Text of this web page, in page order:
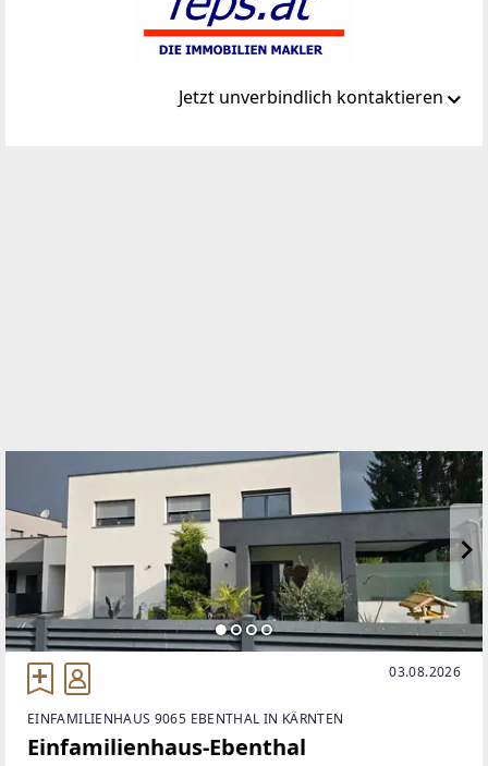
Jetzt unverbindlich kontaktieren
03.08.2026
EINFAMILIENHAUS 9065 EBENTHAL IN KÄRNTEN
Einfamilienhaus-Ebenthal